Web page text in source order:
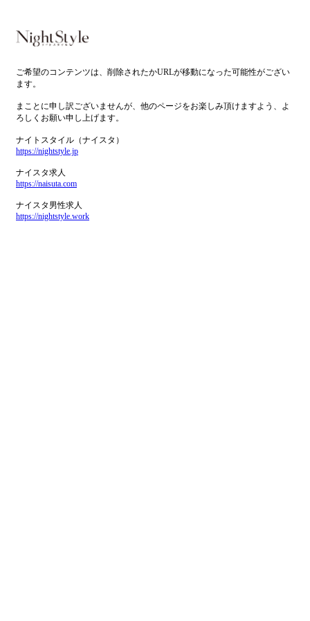
ご希望のコンテンツは、削除されたかURLが移動になった可能性がござい
ます。
まことに申し訳ございませんが、他のページをお楽しみ頂けますよう、よ
ろしくお願い申し上げます。
ナイトスタイル（ナイスタ）
https://nightstyle.jp
ナイスタ求人
https://naisuta.com
ナイスタ男性求人
https://nightstyle.work